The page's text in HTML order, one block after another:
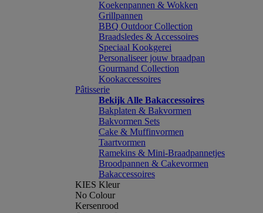
Koekenpannen & Wokken
Grillpannen
BBQ Outdoor Collection
Braadsledes & Accessoires
Speciaal Kookgerei
Personaliseer jouw braadpan
Gourmand Collection
Kookaccessoires
Pâtisserie
Bekijk Alle Bakaccessoires
Bakplaten & Bakvormen
Bakvormen Sets
Cake & Muffinvormen
Taartvormen
Ramekins & Mini-Braadpannetjes
Broodpannen & Cakevormen
Bakaccessoires
KIES Kleur
No Colour
Kersenrood